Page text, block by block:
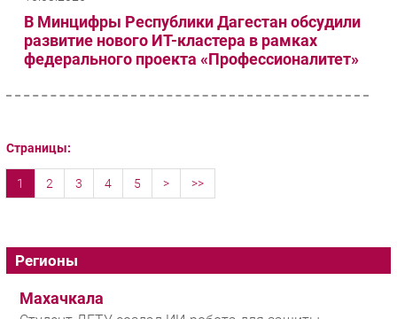
В Минцифры Республики Дагестан обсудили
развитие нового ИТ-кластера в рамках
федерального проекта «Профессионалитет»
Страницы:
1 2 3 4 5 > >>
Регионы
Махачкала